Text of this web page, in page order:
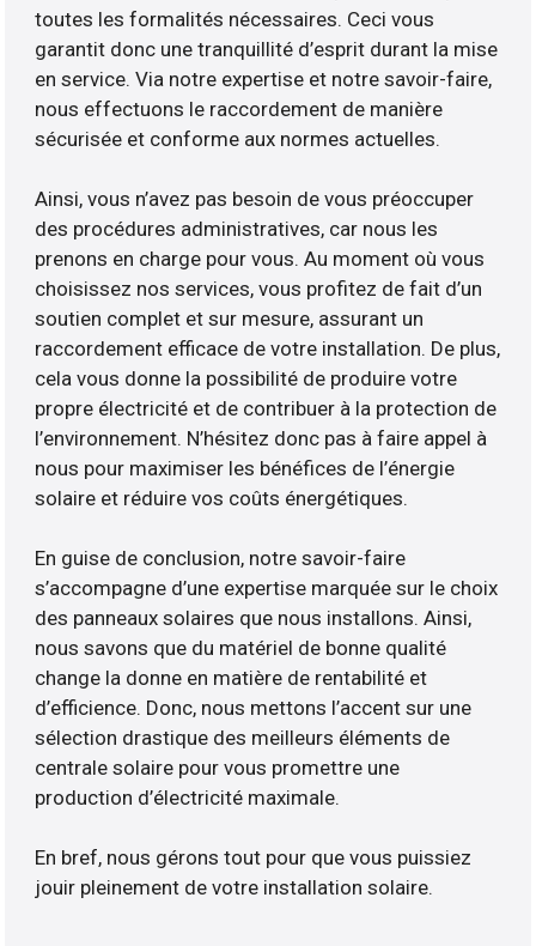
toutes les formalités nécessaires. Ceci vous
garantit donc une tranquillité d’esprit durant la mise
en service. Via notre expertise et notre savoir-faire,
nous effectuons le raccordement de manière
sécurisée et conforme aux normes actuelles.
Ainsi, vous n’avez pas besoin de vous préoccuper
des procédures administratives, car nous les
prenons en charge pour vous. Au moment où vous
choisissez nos services, vous profitez de fait d’un
soutien complet et sur mesure, assurant un
raccordement efficace de votre installation. De plus,
cela vous donne la possibilité de produire votre
propre électricité et de contribuer à la protection de
l’environnement. N’hésitez donc pas à faire appel à
nous pour maximiser les bénéfices de l’énergie
solaire et réduire vos coûts énergétiques.
En guise de conclusion, notre savoir-faire
s’accompagne d’une expertise marquée sur le choix
des panneaux solaires que nous installons. Ainsi,
nous savons que du matériel de bonne qualité
change la donne en matière de rentabilité et
d’efficience. Donc, nous mettons l’accent sur une
sélection drastique des meilleurs éléments de
centrale solaire pour vous promettre une
production d’électricité maximale.
En bref, nous gérons tout pour que vous puissiez
jouir pleinement de votre installation solaire.